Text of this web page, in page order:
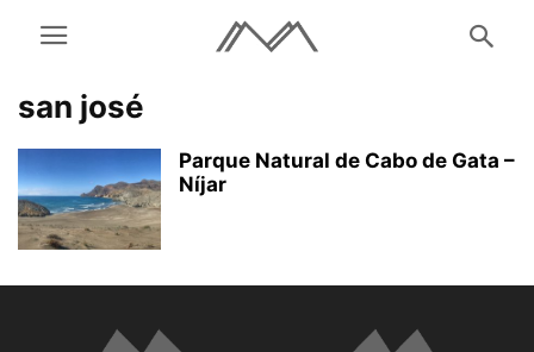
san josé
Parque Natural de Cabo de Gata –
Níjar